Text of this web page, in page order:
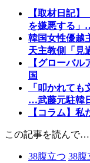
【取材日記
を嫌悪する」
韓国女性優越
天主教側「見
【グローバ
国
「叩かれて
…武藤元駐韓
【コラム】
この記事を読んで…
38腹立つ 38腹